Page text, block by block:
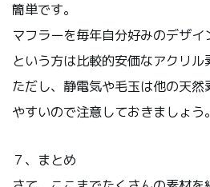
簡単です。
マフラーを毎年自分好みのデザ
という方は比較的安価なアクリル
ただし、静電気や毛玉は他の天
やすいので注意しておきましょう。
７、まとめ